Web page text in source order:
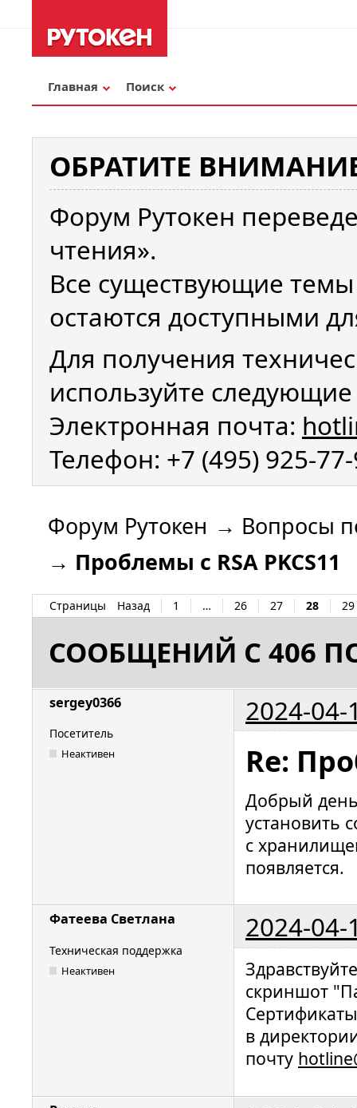
Главная Поиск
ОБРАТИТЕ
Форум Рутокен
чтения».
Все существующие
остаются доступными
Для получения
используйте
Электронная почта:
Телефон: +7 (495) 925-
Форум Рутокен → Вопросы
→ Проблемы с RSA PKCS11
Страницы Назад 1 … 26 27 28 29
СООБЩЕНИЙ С 406
sergey0366 2024-04-
Посетитель
Неактивен Re:
Добрый
установить
с
появляется.
Фатеева Светлана 2024-04-
Техническая поддержка
Неактивен
скриншот
в
почту